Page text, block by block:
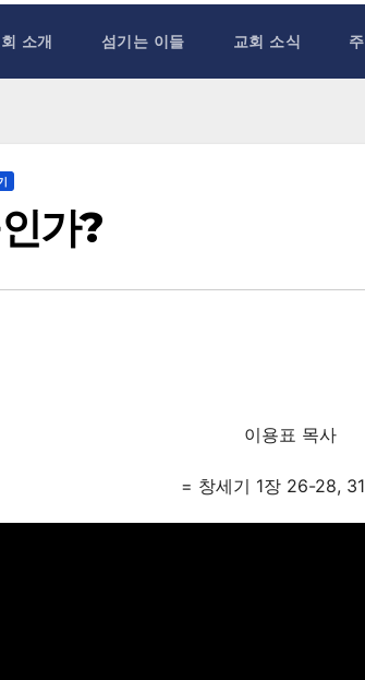
소개 섬기는 이들 교회 소식
가?
이용표 목사
= 창세기 1장 26-28,